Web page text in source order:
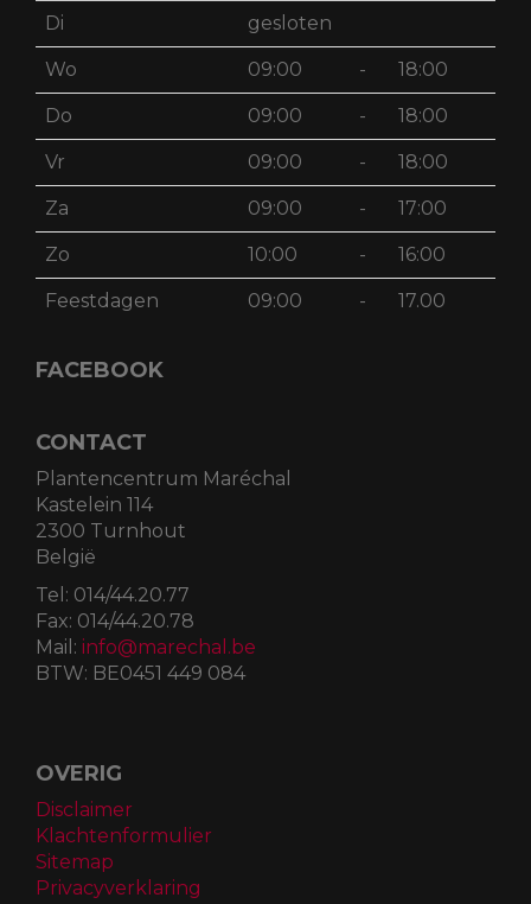
Di gesloten
Wo 09:00 - 18:00
Do 09:00 - 18:00
Vr 09:00 - 18:00
Za 09:00 - 17:00
Zo 10:00 - 16:00
Feestdagen 09:00 - 17.00
FACEBOOK
CONTACT
Plantencentrum Maréchal
Kastelein 114
2300 Turnhout
België
Tel: 014/44.20.77
Fax: 014/44.20.78
Mail: info@marechal.be
BTW: BE0451 449 084
OVERIG
Disclaimer
Klachtenformulier
Sitemap
Privacyverklaring